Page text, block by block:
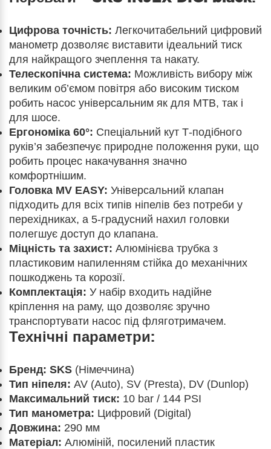
Цифрова точність: Легкочитабельний цифровий
манометр дозволяє виставити ідеальний тиск
для найкращого зчеплення та накату.
Телескопічна система: Можливість вибору між
великим об’ємом повітря або високим тиском
робить насос універсальним як для MTB, так і
для шосе.
Ергономіка 60°: Спеціальний кут Т-подібного
руків’я забезпечує природне положення руки, що
робить процес накачування значно
комфортнішим.
Головка MV EASY: Універсальний клапан
підходить для всіх типів ніпелів без потреби у
перехідниках, а 5-градусний нахил головки
полегшує доступ до клапана.
Міцність та захист: Алюмінієва трубка з
пластиковим напиленням стійка до механічних
пошкоджень та корозії.
Комплектація: У набір входить надійне
кріплення на раму, що дозволяє зручно
транспортувати насос під фляготримачем.
Технічні параметри:
Бренд: SKS (Німеччина)
Тип ніпеля: AV (Auto), SV (Presta), DV (Dunlop)
Максимальний тиск: 10 bar / 144 PSI
Тип манометра: Цифровий (Digital)
Довжина: 290 мм
Матеріал: Алюміній, посилений пластик